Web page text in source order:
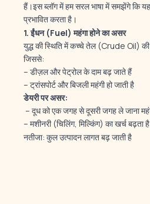
हैं।इस ब्लॉग में हम सरल भाषा में समझेंगे कि
प्रभावित करता है।
1.ईंधन (Fuel)महंगा होने का असर
युद्ध की स्थिति में कच्चे तेल (Crude Oil) की
जिससे:
– डीज़ल और पेट्रोल के दाम बढ़ जाते हैं
– ट्रांसपोर्ट और बिजली महंगी हो जाती है
डेयरी पर असर:
– दूध को एक जगह से दूसरी जगह ले जाना
– मशीनरी (चिलिंग, मिल्किंग) का खर्च बढ़ता है
नतीजा: कुल उत्पादन लागत बढ़ जाती है